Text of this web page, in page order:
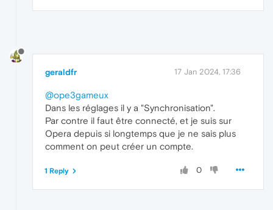
geraldfr 17 Jan 2024, 17:36
@ope3gameux
Dans les réglages il y a "Synchronisation".
Par contre il faut être connecté, et je suis sur
Opera depuis si longtemps que je ne sais plus
comment on peut créer un compte.
0
1 Reply